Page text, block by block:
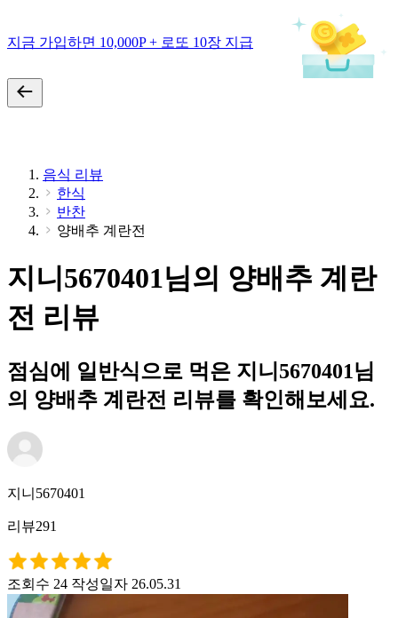
지금 가입하면 10,000P + 로또 10장 지급
음식 리뷰
한식
반찬
양배추 계란전
지니5670401님의 양배추 계란
전 리뷰
점심에 일반식으로 먹은 지니5670401님
의 양배추 계란전 리뷰를 확인해보세요.
지니5670401
리뷰291
조회수 24 작성일자 26.05.31